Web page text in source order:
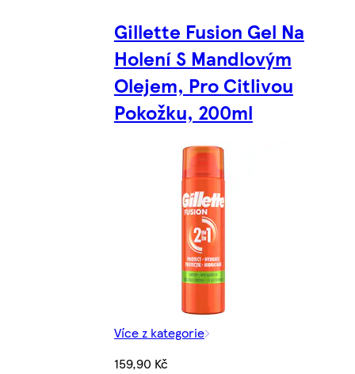
Gillette Fusion Gel Na
Holení S Mandlovým
Olejem, Pro Citlivou
Pokožku, 200ml
Více z kategorie
159,90 Kč